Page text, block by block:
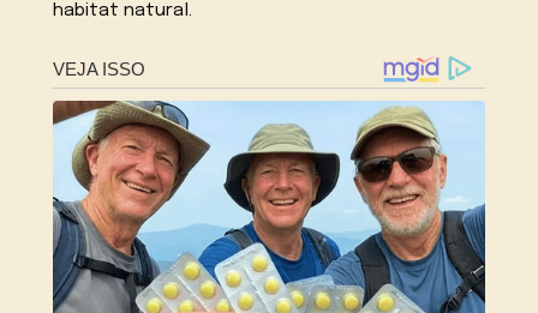
habitat natural.